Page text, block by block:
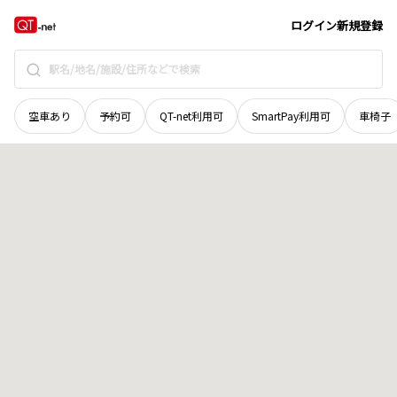
ログイン新規登録
空車あり 予約可 QT-net利用可 SmartPay利用可 車椅子
北海道